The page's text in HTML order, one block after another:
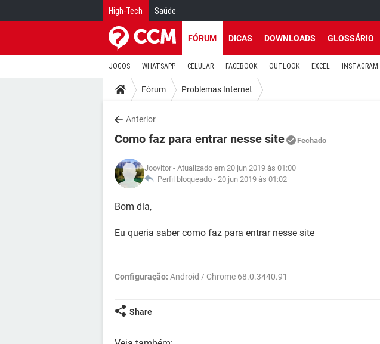
High-Tech Saúde
FÓRUM DICAS DOWNLOADS GLOSSÁRIO
JOGOS WHATSAPP CELULAR FACEBOOK OUTLOOK EXCEL INSTAGRAM
Fórum Problemas Internet
Anterior
Como faz para entrar nesse site Fechado
Joovitor - Atualizado em 20 jun 2019 às 01:00
Perfil bloqueado - 20 jun 2019 às 01:02
Bom dia,
Eu queria saber como faz para entrar nesse site
Configuração: Android / Chrome 68.0.3440.91
Share